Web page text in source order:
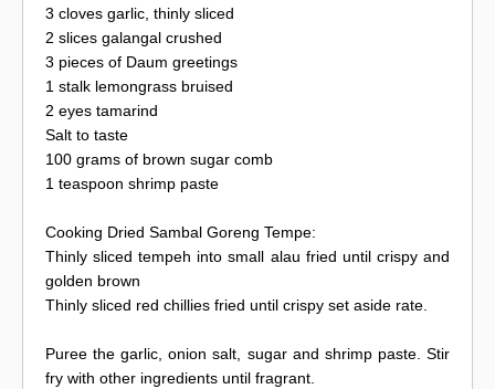
3 cloves garlic, thinly sliced
2 slices galangal crushed
3 pieces of Daum greetings
1 stalk lemongrass bruised
2 eyes tamarind
Salt to taste
100 grams of brown sugar comb
1 teaspoon shrimp paste
Cooking Dried Sambal Goreng Tempe:
Thinly sliced tempeh into small alau fried until crispy and
golden brown
Thinly sliced red chillies fried until crispy set aside rate.
Puree the garlic, onion salt, sugar and shrimp paste. Stir
fry with other ingredients until fragrant.